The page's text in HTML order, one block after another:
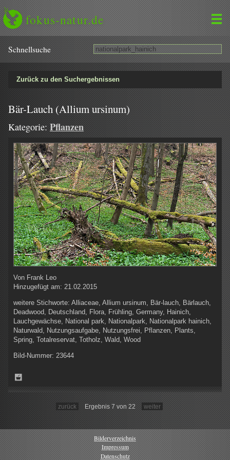
fokus-natur.de
Schnell­suche
Zurück zu den Suchergebnissen
Bär-Lauch (Allium ursinum)
Kategorie: Pflanzen
Von Frank Leo
Hinzugefügt am: 21.02.2015
weitere Stichworte: Alliaceae, Allium ursinum, Bär-lauch, Bärlauch,
Deadwood, Deutschland, Flora, Frühling, Germany, Hainich,
Lauchgewächse, National park, Nationalpark, Nationalpark hainich,
Naturwald, Nutzungsaufgabe, Nutzungsfrei, Pflanzen, Plants,
Spring, Totalreservat, Totholz, Wald, Wood
Bild-Nummer: 23644
zurück Ergebnis 7 von 22 weiter
Bilderverzeichnis
Impressum
Datenschutz